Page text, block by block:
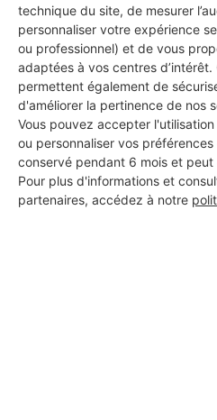
technique du site, de mesurer
personnaliser votre expérience
ou professionnel) et de vous
adaptées à vos centres
permettent également de
d'améliorer la pertinence de nos
Vous pouvez accepter
ou personnaliser vos
conservé pendant 6 mois et
Pour plus d'informations et
partenaires, accédez à notre